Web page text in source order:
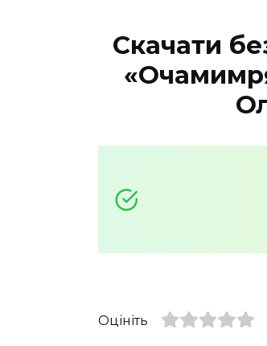
Скачати
Оцініть